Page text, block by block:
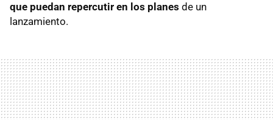
que puedan repercutir en los planes de un
lanzamiento.